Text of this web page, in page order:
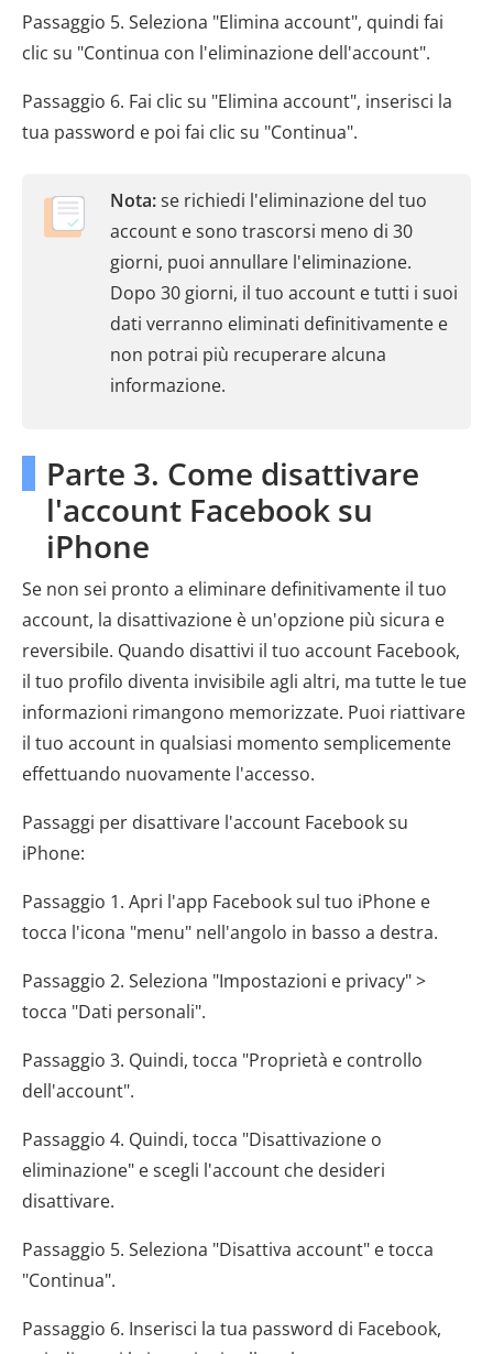
Passaggio 5. Seleziona "Elimina account", quindi fai
clic su "Continua con l'eliminazione dell'account".
Passaggio 6. Fai clic su "Elimina account", inserisci la
tua password e poi fai clic su "Continua".
Nota:se richiedi l'eliminazione del tuo
account e sono trascorsi meno di 30
giorni, puoi annullare l'eliminazione.
Dopo 30 giorni, il tuo account e tutti i suoi
dati verranno eliminati definitivamente e
non potrai più recuperare alcuna
informazione.
Parte 3. Come disattivare
l'account Facebook su
iPhone
Se non sei pronto a eliminare definitivamente il tuo
account, la disattivazione è un'opzione più sicura e
reversibile. Quando disattivi il tuo account Facebook,
il tuo profilo diventa invisibile agli altri, ma tutte le tue
informazioni rimangono memorizzate. Puoi riattivare
il tuo account in qualsiasi momento semplicemente
effettuando nuovamente l'accesso.
Passaggi per disattivare l'account Facebook su
iPhone:
Passaggio 1. Apri l'app Facebook sul tuo iPhone e
tocca l'icona "menu" nell'angolo in basso a destra.
Passaggio 2. Seleziona "Impostazioni e privacy" >
tocca "Dati personali".
Passaggio 3. Quindi, tocca "Proprietà e controllo
dell'account".
Passaggio 4. Quindi, tocca "Disattivazione o
eliminazione" e scegli l'account che desideri
disattivare.
Passaggio 5. Seleziona "Disattiva account" e tocca
"Continua".
Passaggio 6. Inserisci la tua password di Facebook,